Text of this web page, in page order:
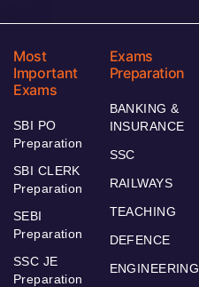
Most
Important
Exams
SBI PO
Preparation
SBI CLERK
Preparation
SEBI
Preparation
SSC JE
Preparation
Exams
Preparation
BANKING &
INSURANCE
SSC
RAILWAYS
TEACHING
DEFENCE
ENGINEERING